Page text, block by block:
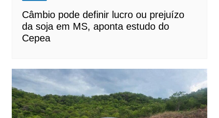
Câmbio pode definir lucro ou prejuízo
da soja em MS, aponta estudo do
Cepea